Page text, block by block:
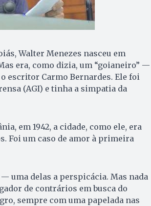
Walter Menezes nasceu em
era, como dizia, um “goianeiro” —
escritor Carmo Bernardes. Ele foi
(AGI) e tinha a simpatia da
em 1942, a cidade, como ele, era
Foi um caso de amor à primeira
uma delas a perspicácia. Mas nada
de contrários em busca do
sempre com uma papelada nas